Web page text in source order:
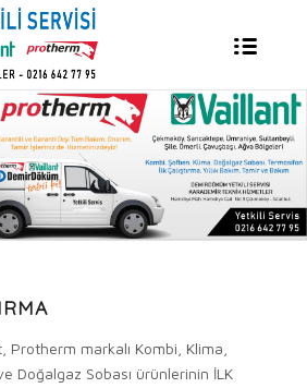
Protherm markalı Kombi, Klima,
Doğalgaz Sobası ürünlerinin İLK